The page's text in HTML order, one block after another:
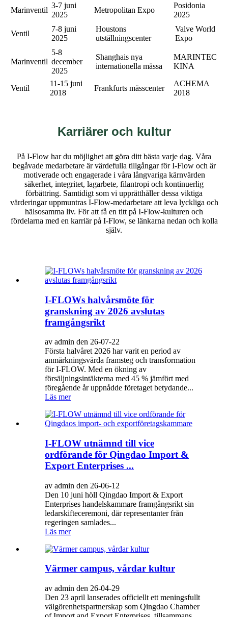
Marinventil
3-7 juni
2025
Metropolitan Expo
Posidonia
2025
Ventil
7-8 juni
2025
Houstons
utställningscenter
Valve World
Expo
Marinventil
5-8
december
2025
Shanghais nya
internationella mässa
MARINTEC
KINA
Ventil
11-15 juni
2018
Frankfurts mässcenter
ACHEMA
2018
Karriärer och kultur
På I-Flow har du möjlighet att göra ditt bästa varje dag. Våra
begåvade medarbetare är värdefulla tillgångar för I-Flow och är
motiverade och engagerade i våra långvariga kärnvärden
säkerhet, integritet, lagarbete, filantropi och kontinuerlig
förbättring. Samtidigt som vi upprätthåller dessa viktiga
värderingar uppmuntras I-Flow-medarbetare att leva lyckliga och
hälsosamma liv. För att få en titt på I-Flow-kulturen och
fördelarna med en karriär på I-Flow, se länkarna nedan och kolla
själv.
I-FLOWs halvårsmöte för
granskning av 2026 avslutas
framgångsrikt
av admin den 26-07-22
Första halvåret 2026 har varit en period av
anmärkningsvärda framsteg och transformation
för I-FLOW. Med en ökning av
försäljningsintäkterna med 45 % jämfört med
föregående år uppnådde företaget betydande...
Läs mer
I-FLOW utnämnd till vice
ordförande för Qingdao Import &
Export Enterprises ...
av admin den 26-06-12
Den 10 juni höll Qingdao Import & Export
Enterprises handelskammare framgångsrikt sin
ledarskifteceremoni, där representanter från
regeringen samlades...
Läs mer
Värmer campus, vårdar kultur
av admin den 26-04-29
Den 23 april lanserades officiellt ett meningsfullt
välgörenhetspartnerskap som Qingdao Chamber